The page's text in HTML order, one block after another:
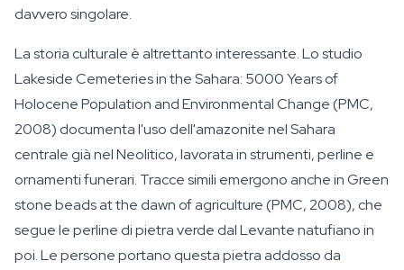
davvero singolare.
La storia culturale è altrettanto interessante. Lo studio
Lakeside Cemeteries in the Sahara: 5000 Years of
Holocene Population and Environmental Change (PMC,
2008) documenta l'uso dell'amazonite nel Sahara
centrale già nel Neolitico, lavorata in strumenti, perline e
ornamenti funerari. Tracce simili emergono anche in Green
stone beads at the dawn of agriculture (PMC, 2008), che
segue le perline di pietra verde dal Levante natufiano in
poi. Le persone portano questa pietra addosso da